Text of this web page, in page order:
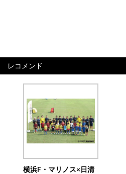
レコメンド
横浜F・マリノス×日清